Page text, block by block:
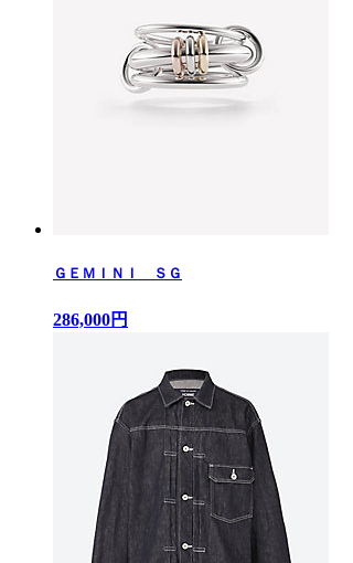
ＧＥＭＩＮＩ ＳＧ
286,000円